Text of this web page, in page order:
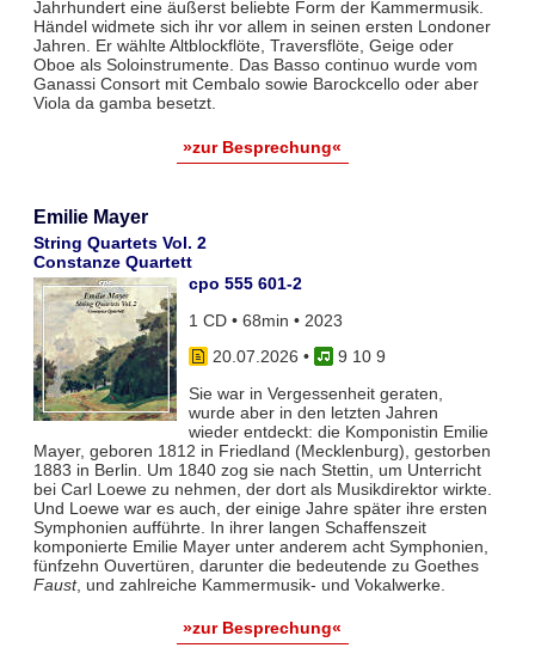
Jahrhundert eine äußerst beliebte Form der Kammermusik.
Händel widmete sich ihr vor allem in seinen ersten Londoner
Jahren. Er wählte Altblockflöte, Traversflöte, Geige oder
Oboe als Soloinstrumente. Das Basso continuo wurde vom
Ganassi Consort mit Cembalo sowie Barockcello oder aber
Viola da gamba besetzt.
»zur Besprechung«
Emilie Mayer
String Quartets Vol. 2
Constanze Quartett
cpo 555 601-2
1 CD • 68min • 2023
20.07.2026 •
9 10 9
Sie war in Vergessenheit geraten,
wurde aber in den letzten Jahren
wieder entdeckt: die Komponistin Emilie
Mayer, geboren 1812 in Friedland (Mecklenburg), gestorben
1883 in Berlin. Um 1840 zog sie nach Stettin, um Unterricht
bei Carl Loewe zu nehmen, der dort als Musikdirektor wirkte.
Und Loewe war es auch, der einige Jahre später ihre ersten
Symphonien aufführte. In ihrer langen Schaffenszeit
komponierte Emilie Mayer unter anderem acht Symphonien,
fünfzehn Ouvertüren, darunter die bedeutende zu Goethes
Faust, und zahlreiche Kammermusik- und Vokalwerke.
»zur Besprechung«